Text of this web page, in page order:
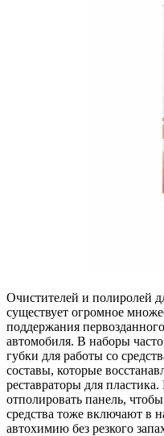
Очистителей и полиролей
существует огромное
поддержания
автомобиля. В наборы
губки для работы со
составы, которые
реставраторы для
отполировать панель,
средства тоже включают в
автохимию без резкого